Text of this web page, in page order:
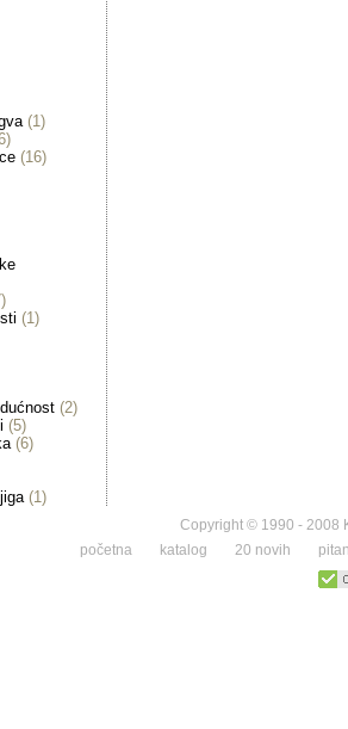
(1)
(16)
(1)
(2)
(5)
(6)
(1)
Copyright © 1990 - 2008
početna
katalog 20 novih